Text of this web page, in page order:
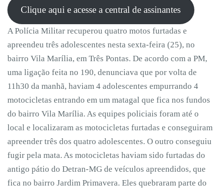
Clique aqui e acesse a central de assinantes
A Polícia Militar recuperou quatro motos furtadas e
apreendeu três adolescentes nesta sexta-feira (25), no
bairro Vila Marília, em Três Pontas. De acordo com a PM,
uma ligação feita no 190, denunciava que por volta de
11h30 da manhã, haviam 4 adolescentes empurrando 4
motocicletas entrando em um matagal que fica nos fundos
do bairro Vila Marília. As equipes policiais foram até o
local e localizaram as motocicletas furtadas e conseguiram
apreender três dos quatro adolescentes. O outro conseguiu
fugir pela mata. As motocicletas haviam sido furtadas do
antigo pátio do Detran-MG de veículos apreendidos, que
fica no bairro Jardim Primavera. Eles quebraram parte do